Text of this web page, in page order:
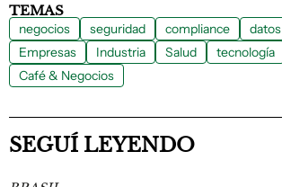
TEMAS
negocios seguridad compliance datos
Empresas
Industria Salud tecnología
Café & Negocios
SEGUÍ LEYENDO